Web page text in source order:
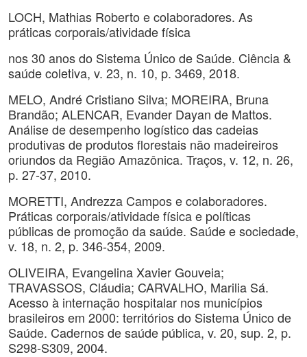
LOCH, Mathias Roberto e colaboradores. As
práticas corporais/atividade física
nos 30 anos do Sistema Único de Saúde. Ciência &
saúde coletiva, v. 23, n. 10, p. 3469, 2018.
MELO, André Cristiano Silva; MOREIRA, Bruna
Brandão; ALENCAR, Evander Dayan de Mattos.
Análise de desempenho logístico das cadeias
produtivas de produtos florestais não madeireiros
oriundos da Região Amazônica. Traços, v. 12, n. 26,
p. 27-37, 2010.
MORETTI, Andrezza Campos e colaboradores.
Práticas corporais/atividade física e políticas
públicas de promoção da saúde. Saúde e sociedade,
v. 18, n. 2, p. 346-354, 2009.
OLIVEIRA, Evangelina Xavier Gouveia;
TRAVASSOS, Cláudia; CARVALHO, Marilia Sá.
Acesso à internação hospitalar nos municípios
brasileiros em 2000: territórios do Sistema Único de
Saúde. Cadernos de saúde pública, v. 20, sup. 2, p.
S298-S309, 2004.